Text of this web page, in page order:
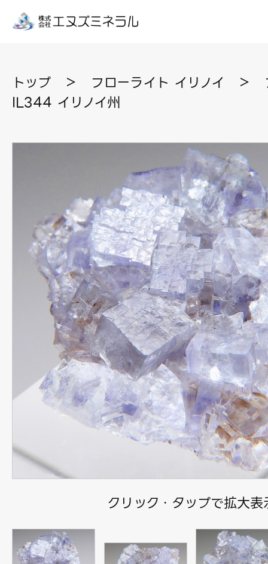
トップ ＞ フローライト イリノイ ＞
IL344 イリノイ州
クリック・タップで拡大表